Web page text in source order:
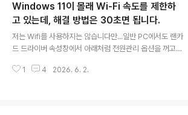
Windows 11이 몰래 Wi-Fi 속도를 제한하
고 있는데, 해결 방법은 30초면 됩니다.
저는 Wifi를 사용하지는 않습니다만...일반 PC에서도 랜카
드 드라이버 속성창에서 아래처럼 전원관리 옵션을 꺼고
문에 크게 영향을 미치지 않을 것으로 생각됩니다만...Cha
1 4 2026. 6. 2.